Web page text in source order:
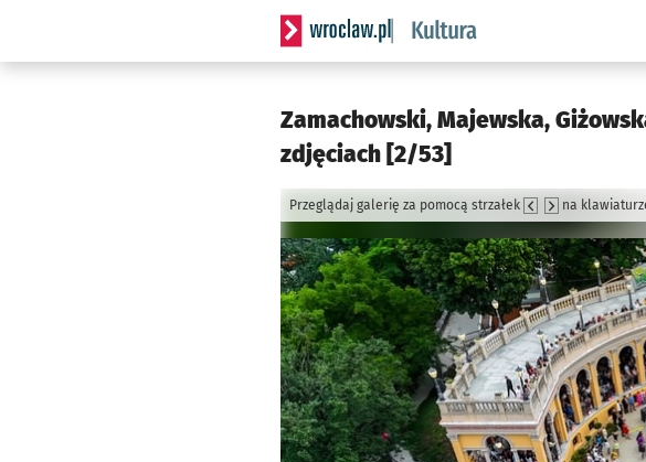
Serwis informacyjny wroclaw.pl podserwis:
Zamachowski, Majewska,
zdjęciach [2/53]
Przeglądaj galerię za pomocą strzałek na